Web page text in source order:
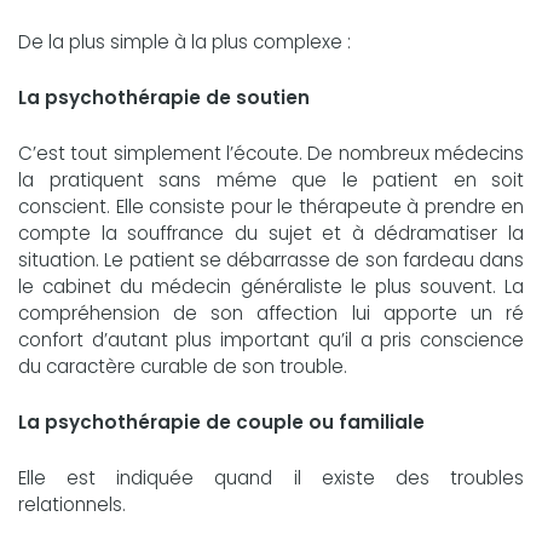
De la plus simple à la plus complexe :
La psychothérapie de soutien
C’est tout simplement l’écoute. De nombreux médecins
la pratiquent sans méme que le patient en soit
conscient. Elle consiste pour le thérapeute à prendre en
compte la souffrance du sujet et à dédramatiser la
situation. Le patient se débarrasse de son fardeau dans
le cabinet du médecin généraliste le plus souvent. La
compréhension de son affection lui apporte un ré
confort d’autant plus important qu’il a pris conscience
du caractère curable de son trouble.
La psychothérapie de couple ou familiale
Elle est indiquée quand il existe des troubles
relationnels.